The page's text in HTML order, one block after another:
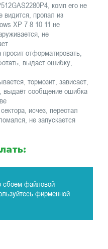
комп его не
видится, пропал из
XP 7 8 10 11 не
не
отформатировать,
выдает ошибку,
тормозит, зависает,
выдаёт сообщение ошибка
исчез, перестал
не запускается
сбоем файловой
фирменной